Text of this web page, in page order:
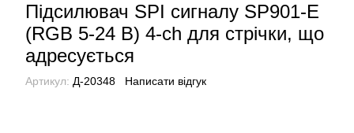
Підсилювач SPI сигналу SP901-E
(RGB 5-24 В) 4-ch для стрічки, що
адресується
Артикул: Д-20348 Написати відгук